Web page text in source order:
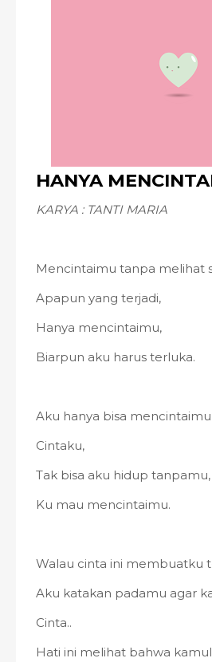
HANYA
KARYA : TANTI MARIA
Mencintaimu tanpa melihat
Apapun yang terjadi,
Hanya mencintaimu,
Biarpun aku harus terluka.
Aku hanya bisa
Cintaku,
Tak bisa aku hidup tanpamu,
Ku mau mencintaimu.
Walau cinta ini membuatku
Aku katakan padamu agar
Cinta..
Hati ini melihat bahwa